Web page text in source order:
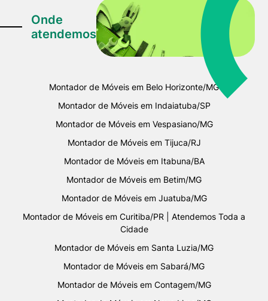
Onde
atendemos
Montador de Móveis em Belo Horizonte/MG
Montador de Móveis em Indaiatuba/SP
Montador de Móveis em Vespasiano/MG
Montador de Móveis em Tijuca/RJ
Montador de Móveis em Itabuna/BA
Montador de Móveis em Betim/MG
Montador de Móveis em Juatuba/MG
Montador de Móveis em Curitiba/PR | Atendemos Toda a
Cidade
Montador de Móveis em Santa Luzia/MG
Montador de Móveis em Sabará/MG
Montador de Móveis em Contagem/MG